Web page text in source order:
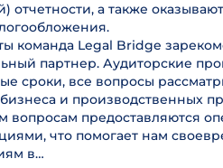
отчетности, а также
команда Legal Bridge
партнер. Аудиторские
сроки, все вопросы
и производственных
вопросам предоставляются
что помогает нам
в…